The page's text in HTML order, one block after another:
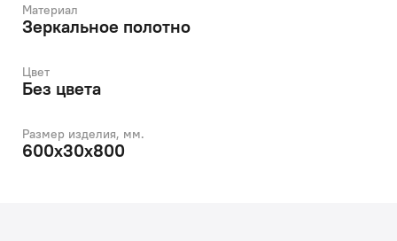
Материал
Зеркальное полотно
Цвет
Без цвета
Размер изделия, мм.
600x30x800